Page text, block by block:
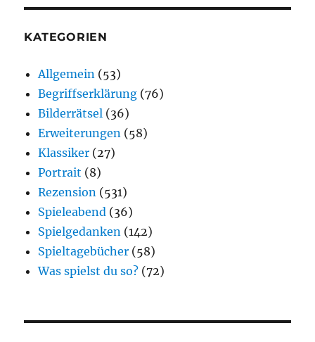
KATEGORIEN
Allgemein (53)
Begriffserklärung (76)
Bilderrätsel (36)
Erweiterungen (58)
Klassiker (27)
Portrait (8)
Rezension (531)
Spieleabend (36)
Spielgedanken (142)
Spieltagebücher (58)
Was spielst du so? (72)